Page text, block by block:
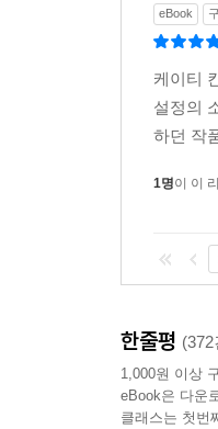
eBook
케이티
설정의
하던 작
1명이 이
한줄평 (372
1,000원 이상
eBook은 다운
클래스는 첫번